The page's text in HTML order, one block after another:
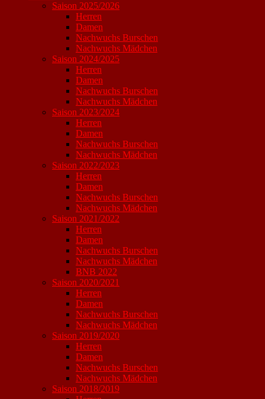
Saison 2025/2026
Herren
Damen
Nachwuchs Burschen
Nachwuchs Mädchen
Saison 2024/2025
Herren
Damen
Nachwuchs Burschen
Nachwuchs Mädchen
Saison 2023/2024
Herren
Damen
Nachwuchs Burschen
Nachwuchs Mädchen
Saison 2022/2023
Herren
Damen
Nachwuchs Burschen
Nachwuchs Mädchen
Saison 2021/2022
Herren
Damen
Nachwuchs Burschen
Nachwuchs Mädchen
BNB 2022
Saison 2020/2021
Herren
Damen
Nachwuchs Burschen
Nachwuchs Mädchen
Saison 2019/2020
Herren
Damen
Nachwuchs Burschen
Nachwuchs Mädchen
Saison 2018/2019